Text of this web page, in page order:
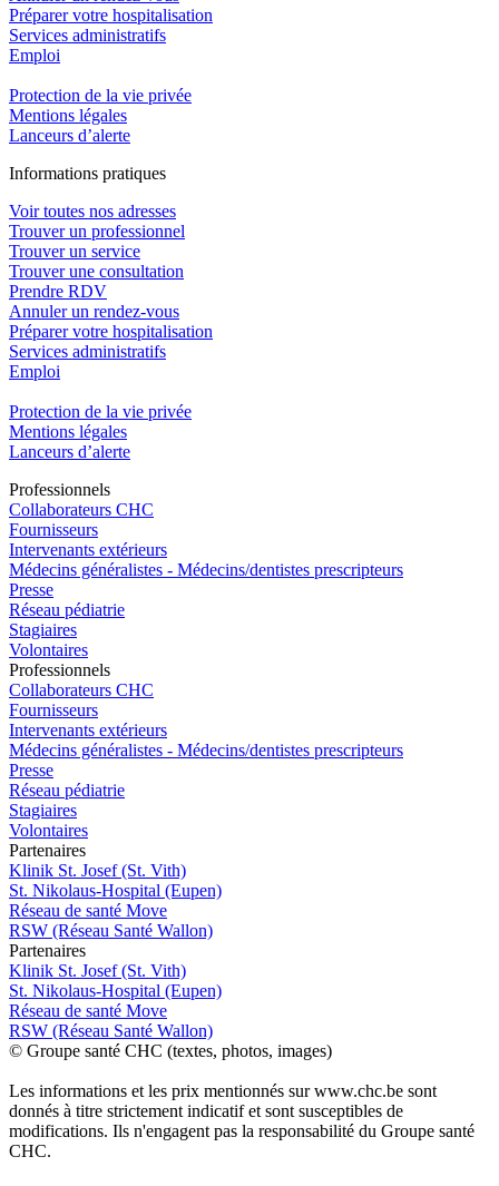
Préparer votre hospitalisation
Services administratifs
Emploi​
Protection de la vie privée
Mentions légales
Lanceurs d’alerte
Informations pratiques
Voir toutes nos adresses
Trouver un professionnel
Trouver un service
Trouver une consultation
Prendre RDV
Annuler un rendez-vous
Préparer votre hospitalisation
Services administratifs
Emploi​
Protection de la vie privée
Mentions légales
Lanceurs d’alerte
Professionnels
Collaborateurs CHC
Fournisseurs
Intervenants extérieurs
Médecins généralistes - Médecins/dentistes prescripteurs
Presse
Réseau pédiatrie
Stagiaires
Volontaires
Professionnels
Collaborateurs CHC
Fournisseurs
Intervenants extérieurs
Médecins généralistes - Médecins/dentistes prescripteurs
Presse
Réseau pédiatrie
Stagiaires
Volontaires
Partenaires
Klinik St. Josef (St. Vith)
St. Nikolaus-Hospital (Eupen)
Réseau de santé Move
RSW (Réseau Santé Wallon)
Partenaires
Klinik St. Josef (St. Vith)
St. Nikolaus-Hospital (Eupen)
Réseau de santé Move
RSW (Réseau Santé Wallon)
© Groupe santé CHC (textes, photos, images)
Les informations et les prix mentionnés sur www.chc.be sont
donnés à titre strictement indicatif et sont susceptibles de
modifications. Ils n'engagent pas la responsabilité du Groupe santé
CHC.